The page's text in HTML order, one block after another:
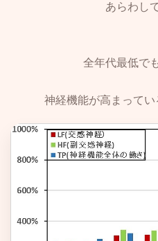
あらわし
全年代最低で
神経機能が高まってい